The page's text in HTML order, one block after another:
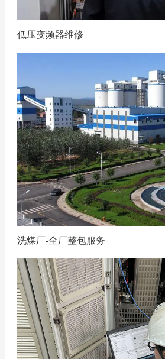
低压变频器维修
洗煤厂-全厂整包服务